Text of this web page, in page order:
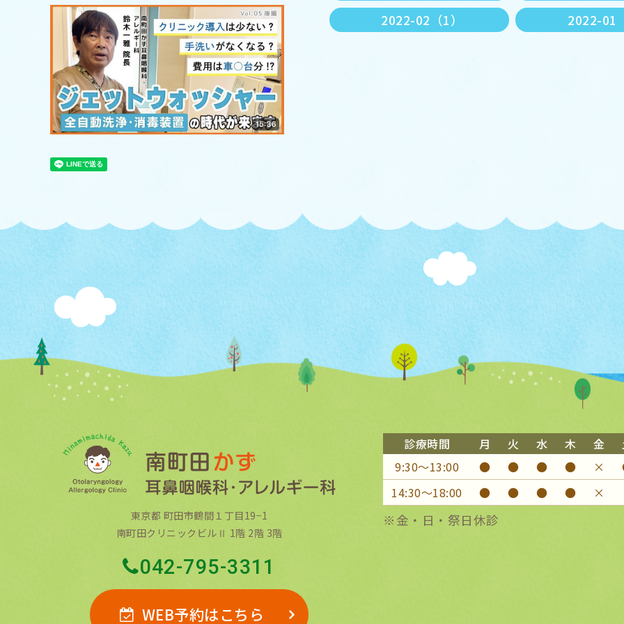
2022-02（1） 2022-01
東京都 町田市鶴間１丁目19−1
南町田クリニックビルⅡ 1階 2階 3階
042-795-3311
WEB予約はこちら
診療時間 月 火 水 木 金
9:30〜13:00
● ● ● ● ×
14:30〜18:00
● ● ● ● ×
※金・日・祭日休診